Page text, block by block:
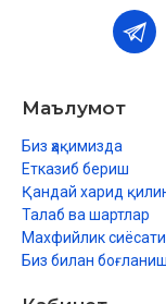
Маълумот
Биз ҳақимизда
Етказиб бериш
Қандай харид
Талаб ва шартлар
Махфийлик сиёсати
Биз билан боғланиш